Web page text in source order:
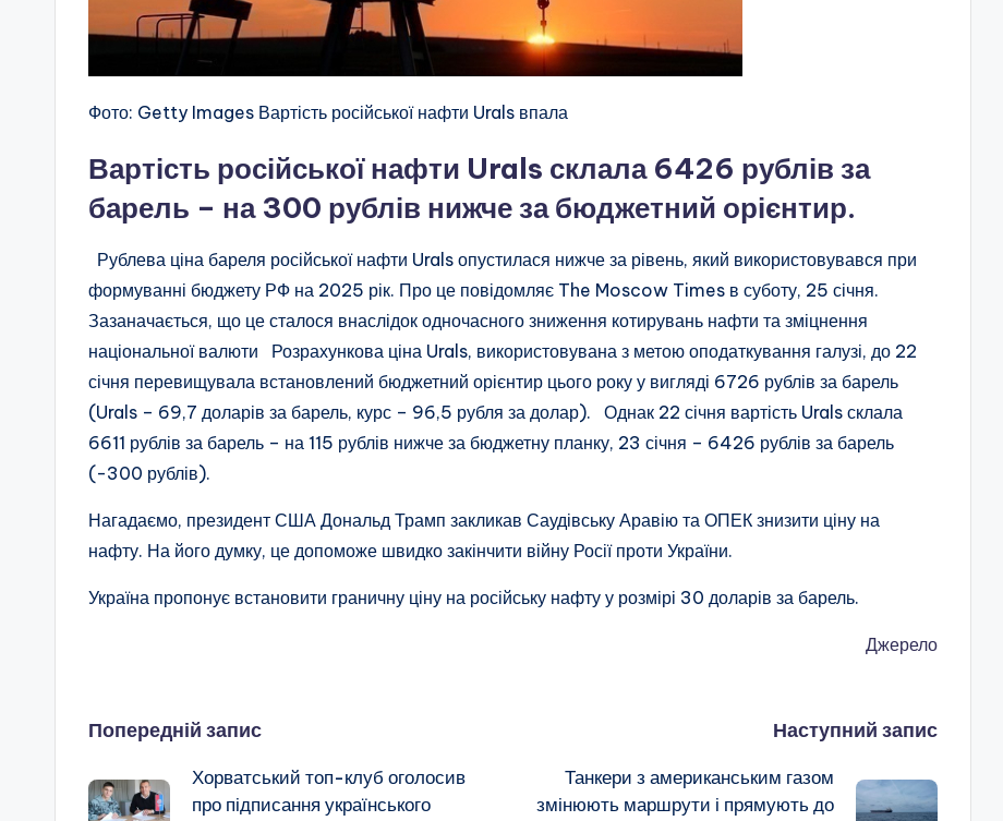
Фото: Getty Images Вартість російської нафти Urals впала
Вартість російської нафти Urals склала 6426 рублів за
барель – на 300 рублів нижче за бюджетний орієнтир.
Рублева ціна бареля російської нафти Urals опустилася нижче за рівень, який використовувався при
формуванні бюджету РФ на 2025 рік. Про це повідомляє The Moscow Times в суботу, 25 січня.
Зазаначається, що це сталося внаслідок одночасного зниження котирувань нафти та зміцнення
національної валюти Розрахункова ціна Urals, використовувана з метою оподаткування галузі, до 22
січня перевищувала встановлений бюджетний орієнтир цього року у вигляді 6726 рублів за барель
(Urals – 69,7 доларів за барель, курс – 96,5 рубля за долар). Однак 22 січня вартість Urals склала
6611 рублів за барель – на 115 рублів нижче за бюджетну планку, 23 січня – 6426 рублів за барель
(-300 рублів).
Нагадаємо, президент США Дональд Трамп закликав Саудівську Аравію та ОПЕК знизити ціну на
нафту. На його думку, це допоможе швидко закінчити війну Росії проти України.
Україна пропонує встановити граничну ціну на російську нафту у розмірі 30 доларів за барель.
Джерело
Навігація
по
запису
Попередній запис
Хорватський топ-клуб оголосив
про підписання українського
Наступний запис
Танкери з американським газом
змінюють маршрути і прямують до